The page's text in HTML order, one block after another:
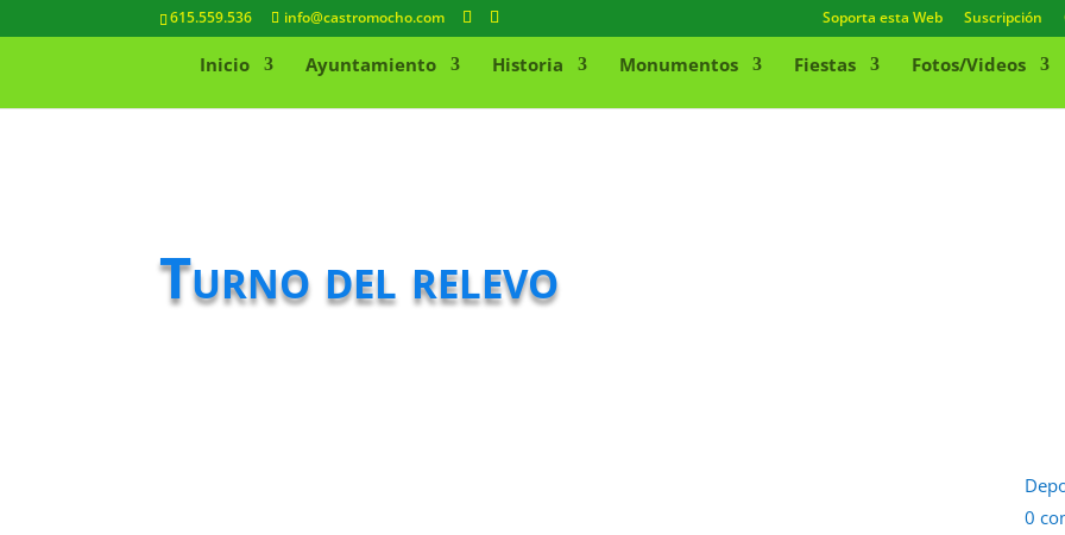
615.559.536 info@castromocho.com Soporta esta Web Suscripción
Inicio Ayuntamiento Historia Monumentos Fiestas Fotos/Videos
Turno del relevo
0